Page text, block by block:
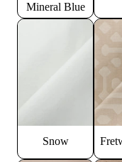
Mineral Blue
Snow